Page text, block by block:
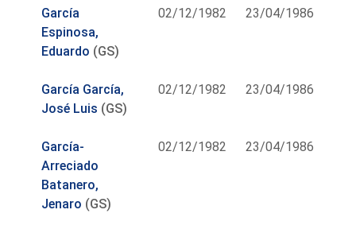
García
Espinosa,
Eduardo (GS)
02/12/1982 23/04/1986
García García,
José Luis (GS)
02/12/1982 23/04/1986
García-
Arreciado
Batanero,
Jenaro (GS)
02/12/1982 23/04/1986